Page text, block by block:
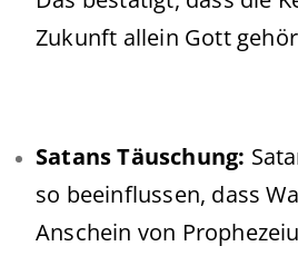
Zukunft allein Gott
Satans Täuschung:
so beeinflussen, dass
Anschein von